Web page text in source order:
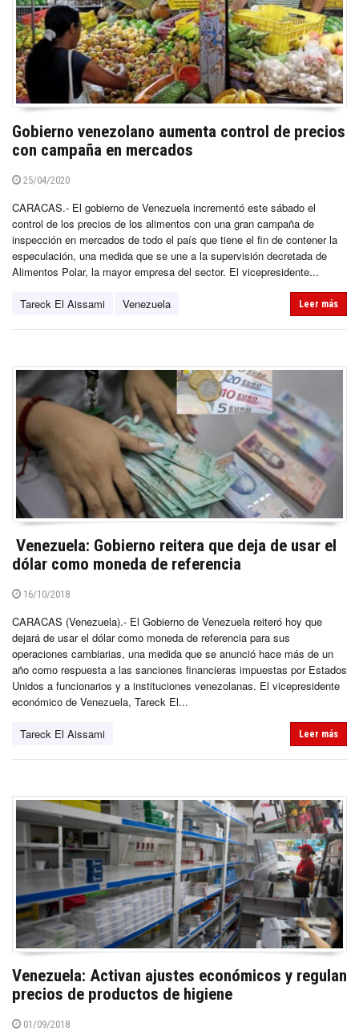
Gobierno venezolano aumenta control de precios
con campaña en mercados
25/04/2020
CARACAS.- El gobierno de Venezuela incrementó este sábado el
control de los precios de los alimentos con una gran campaña de
inspección en mercados de todo el país que tiene el fin de contener la
especulación, una medida que se une a la supervisión decretada de
Alimentos Polar, la mayor empresa del sector. El vicepresidente...
Tareck El Aissami Venezuela Leer más
Venezuela: Gobierno reitera que deja de usar el
dólar como moneda de referencia
16/10/2018
CARACAS (Venezuela).- El Gobierno de Venezuela reiteró hoy que
dejará de usar el dólar como moneda de referencia para sus
operaciones cambiarias, una medida que se anunció hace más de un
año como respuesta a las sanciones financieras impuestas por Estados
Unidos a funcionarios y a instituciones venezolanas. El vicepresidente
económico de Venezuela, Tareck El...
Tareck El Aissami Leer más
Venezuela: Activan ajustes económicos y regulan
precios de productos de higiene
01/09/2018